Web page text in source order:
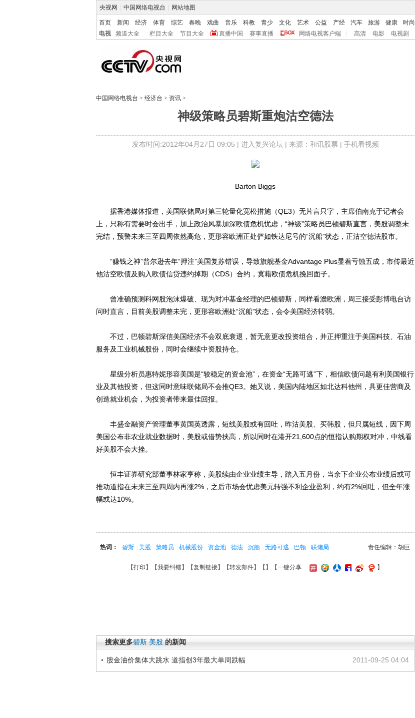
央视网 中国网络电视台 网站地图
首页 新闻 经济 体育 综艺 春晚 戏曲 音乐 科教 青少 文化 艺术 公益 产经 汽车 旅游 健康 时尚
电视
频道大全 栏目大全 节目大全 直播中国 赛事直播 网络电视客户端 高清 电影 电视剧
中国网络电视台 > 经济台 > 资讯 >
神级策略员碧斯重炮沽空德法
发布时间:2012年04月27日 09:05 | 进入复兴论坛| 来源：和讯股票 | 手机看视频
Barton Biggs
据香港媒体报道，美国联储局对第三轮量化宽松措施（QE3）无片言只字，主席伯南克于记者会
上，只称有需要时会出手，加上政治风暴加深欧债危机忧虑，“神级”策略员巴顿碧斯直言，美股调整未
完结，预警未来三至四周依然高危，更形容欧洲正处俨如铁达尼号的“沉船”状态，正沽空德法股市。
“赚钱之神”普尔逊去年“押注”美国复苏错误，导致旗舰基金Advantage Plus显着亏蚀五成，市传最近
他沽空欧债及购入欧债信贷违约掉期（CDS）合约，冀藉欧债危机挽回面子。
曾准确预测科网股泡沫爆破、现为对冲基金经理的巴顿碧斯，同样看澹欧洲，周三接受彭博电台访
问时直言，目前美股调整未完，更形容欧洲处“沉船”状态，会令美国经济转弱。
不过，巴顿碧斯深信美国经济不会双底衰退，暂无意更改投资组合，并正押重注于美国科技、石油
服务及工业机械股份，同时会继续中资股持仓。
星级分析员惠特妮形容美国是“较稳定的资金池”，在资金“无路可逃”下，相信欧债问题有利美国银行
业及其他投资，但这同时意味联储局不会推QE3。她又说，美国内陆地区如北达科他州，具更佳营商及
创造就业机会，为投资者带来最佳回报。
丰盛金融资产管理董事黄国英透露，短线美股或有回吐，昨沽美股、买韩股，但只属短线，因下周
美国公布非农业就业数据时，美股或借势挟高，所以同时在港开21,600点的恒指认购期权对冲，中线看
好美股不会大挫。
恒丰证券研究部董事林家亨称，美股续由企业业绩主导，踏入五月份，当余下企业公布业绩后或可
推动道指在未来三至四周内再涨2%，之后市场会忧虑美元转强不利企业盈利，约有2%回吐，但全年涨
幅或达10%。
责任编辑：胡巨
热词： 碧斯 美股 策略员 机械股份 资金池 德法 沉船 无路可逃 巴顿 联储局
【打印 】【我要纠错】【复制链接】【转发邮件】【 】 【一键分享 】
搜索更多碧斯 美股 的新闻
2011-09-25 04:04
股金油价集体大跳水 道指创3年最大单周跌幅